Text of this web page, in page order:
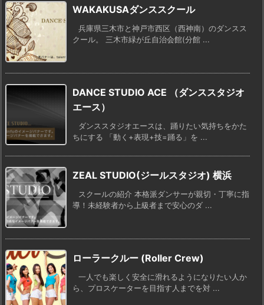
WAKAKUSAダンススクール
兵庫県三木市と神戸市西区（西神南）のダンスス
クール。 三木市緑が丘自治会館(分館 ...
DANCE STUDIO ACE （ダンススタジオ
エース）
ダンススタジオエースは、踊りたい気持ちをかた
ちにする 「動く+表現+技=踊る」を ...
ZEAL STUDIO(ジールスタジオ) 横浜
スクールの紹介 本格派ダンサーが親切・丁寧に指
導！未経験者から上級者まで安心のダ ...
ローラークルー (Roller Crew)
一人でも楽しく安全に滑れるようになりたい人か
ら、プロスケーターを目指す人までを対 ...